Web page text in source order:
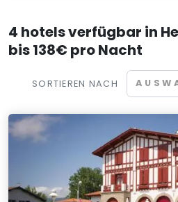
4 hotels verfügbar in
bis 138€ pro Nacht
SORTIEREN NACH